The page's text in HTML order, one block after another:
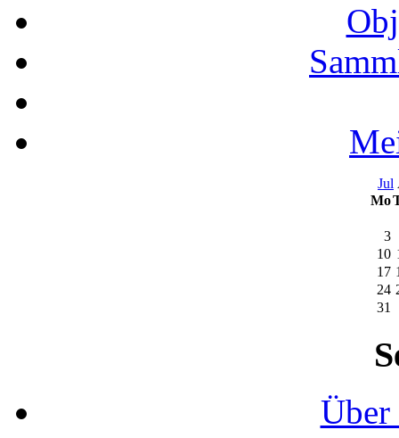
Jul
Mo
3
10
17
24
31